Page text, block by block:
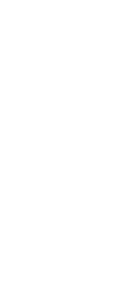
de 59…